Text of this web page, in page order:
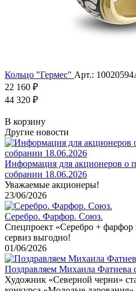
Кольцо "Гермес" Арт.:
22 160 ₽
44 320 ₽
В корзину
Другие новости
Информация для акционеров о
собрании 18.06.2026
Уважаемые акционеры!
23/06/2026
Серебро. Фарфор. Союз.
Спецпроект «Серебро + фарфор
сервиз выгодно!
01/06/2026
Поздравляем Михаила Фатиева
Художник «Северной черни»